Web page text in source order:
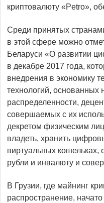
криптовалюту «Petro»,
Среди принятых
в этой сфере можно
Беларуси «О развитии
в декабре 2017 года,
внедрения в экономику
технологий, основанных
распределенности,
совершаемых с их
декретом физическим
владеть, хранить
виртуальных кошельках,
рубли и инвалюту и
В Грузии, где майнинг
распространение,